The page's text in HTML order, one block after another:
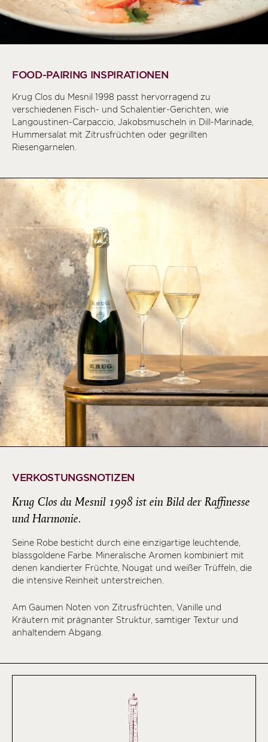
FOOD-PAIRING INSPIRATIONEN
Krug Clos du Mesnil 1998 passt hervorragend zu
verschiedenen Fisch- und Schalentier-Gerichten, wie
Langoustinen-Carpaccio, Jakobsmuscheln in Dill-Marinade,
Hummersalat mit Zitrusfrüchten oder gegrillten
Riesengarnelen.
VERKOSTUNGSNOTIZEN
Krug Clos du Mesnil 1998 ist ein Bild der Raffinesse
und Harmonie.
Seine Robe besticht durch eine einzigartige leuchtende,
blassgoldene Farbe. Mineralische Aromen kombiniert mit
denen kandierter Früchte, Nougat und weißer Trüffeln, die
die intensive Reinheit unterstreichen.
Am Gaumen Noten von Zitrusfrüchten, Vanille und
Kräutern mit prägnanter Struktur, samtiger Textur und
anhaltendem Abgang.